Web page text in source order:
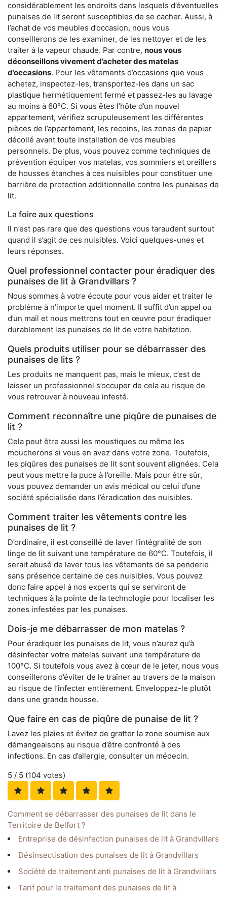
considérablement les endroits dans lesquels d’éventuelles
punaises de lit seront susceptibles de se cacher. Aussi, à
l’achat de vos meubles d’occasion, nous vous
conseillerons de les examiner, de les nettoyer et de les
traiter à la vapeur chaude. Par contre, nous vous
déconseillons vivement d’acheter des matelas
d’occasions. Pour les vêtements d’occasions que vous
achetez, inspectez-les, transportez-les dans un sac
plastique hermétiquement fermé et passez-les au lavage
au moins à 60°C. Si vous êtes l’hôte d’un nouvel
appartement, vérifiez scrupuleusement les différentes
pièces de l’appartement, les recoins, les zones de papier
décollé avant toute installation de vos meubles
personnels. De plus, vous pouvez comme techniques de
prévention équiper vos matelas, vos sommiers et oreillers
de housses étanches à ces nuisibles pour constituer une
barrière de protection additionnelle contre les punaises de
lit.
La foire aux questions
Il n’est pas rare que des questions vous taraudent surtout
quand il s’agit de ces nuisibles. Voici quelques-unes et
leurs réponses.
Quel professionnel contacter pour éradiquer des
punaises de lit à Grandvillars ?
Nous sommes à votre écoute pour vous aider et traiter le
problème à n’importe quel moment. Il suffit d’un appel ou
d’un mail et nous mettrons tout en œuvre pour éradiquer
durablement les punaises de lit de votre habitation.
Quels produits utiliser pour se débarrasser des
punaises de lits ?
Les produits ne manquent pas, mais le mieux, c’est de
laisser un professionnel s’occuper de cela au risque de
vous retrouver à nouveau infesté.
Comment reconnaître une piqûre de punaises de
lit ?
Cela peut être aussi les moustiques ou même les
moucherons si vous en avez dans votre zone. Toutefois,
les piqûres des punaises de lit sont souvent alignées. Cela
peut vous mettre la puce à l’oreille. Mais pour être sûr,
vous pouvez demander un avis médical ou celui d’une
société spécialisée dans l’éradication des nuisibles.
Comment traiter les vêtements contre les
punaises de lit ?
D’ordinaire, il est conseillé de laver l’intégralité de son
linge de lit suivant une température de 60°C. Toutefois, il
serait abusé de laver tous les vêtements de sa penderie
sans présence certaine de ces nuisibles. Vous pouvez
donc faire appel à nos experts qui se serviront de
techniques à la pointe de la technologie pour localiser les
zones infestées par les punaises.
Dois-je me débarrasser de mon matelas ?
Pour éradiquer les punaises de lit, vous n’aurez qu’à
désinfecter votre matelas suivant une température de
100°C. Si toutefois vous avez à cœur de le jeter, nous vous
conseillerons d’éviter de le traîner au travers de la maison
au risque de l’infecter entièrement. Enveloppez-le plutôt
dans une grande housse.
Que faire en cas de piqûre de punaise de lit ?
Lavez les plaies et évitez de gratter la zone soumise aux
démangeaisons au risque d’être confronté à des
infections. En cas d’allergie, consulter un médecin.
5 / 5 (104 votes)
Comment se débarrasser des punaises de lit dans le
Territoire de Belfort ?
Entreprise de désinfection punaises de lit à Grandvillars
Désinsectisation des punaises de lit à Grandvillars
Société de traitement anti punaises de lit à Grandvillars
Tarif pour le traitement des punaises de lit à